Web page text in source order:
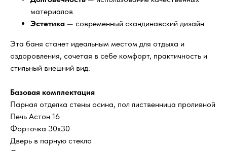
материалов
Эстетика — современный скандинавский дизайн
Эта баня станет идеальным местом для отдыха и
оздоровления, сочетая в себе комфорт, практичность и
стильный внешний вид.
Базовая комплектация
Парная отделка стены осина, пол лиственница проливной
Печь Астон 16
Форточка 30x30
Дверь в парную стекло